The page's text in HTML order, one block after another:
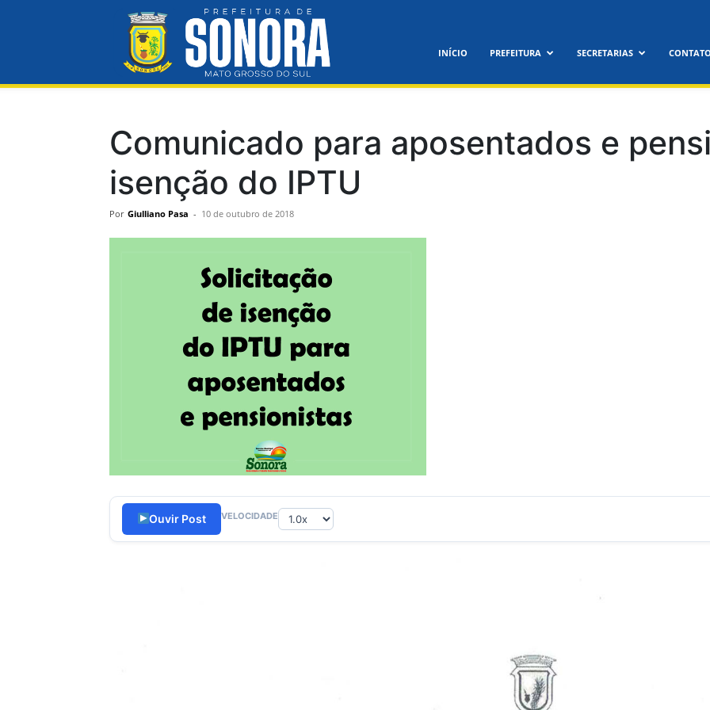
INÍCIO PREFEITURA SECRETARIAS CONTATO
Comunicado para aposentados e
isenção do IPTU
Por Giulliano Pasa - 10 de outubro de 2018
Ouvir Post VELOCIDADE